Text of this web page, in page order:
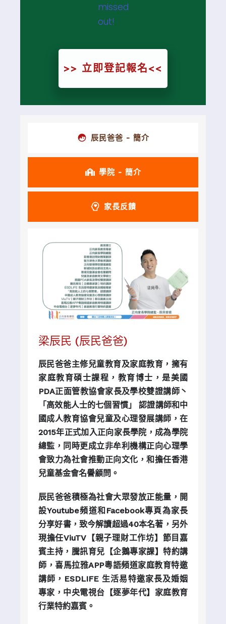
missed
out!
>> 立即登記報名<<
辰民爸爸 - 簡介
學院 - 簡介
家長反饋
梁辰民 (辰民爸爸)
辰民爸爸主修兒童教育及家庭教育，擁有
家庭教育碩士課程，教育博士，是美國
PDA正面管教協會家長及學校雙證講師丶
「高效能人士的七個習慣」
認證講師和中
國成人教育協會兒童及心理發展講師 ，在
2015年正式加入正向家長學院，成為學院
總監，同時更成立非牟利機構正向心理學
會致力為社會推動正向文化，和擔任香港
兒童基金會名譽顧問。
辰民爸爸積極為社會大眾發放正能量，開
設Youtube頻道和Facebook專頁為家長
分享好書，致今解讀超過40本名著，另外
現擔任ViuTV 【親子理財工作坊】節目嘉
賓主持，騰訊育兒【企鵝專家課】特約講
師，喜馬拉雅APP粵語頻道家庭教育特邀
講師，ESDLIFE 生活易特邀家長及婚姻
專家，中央電視台【逐夢年代】家庭教育
行業特約嘉賓。